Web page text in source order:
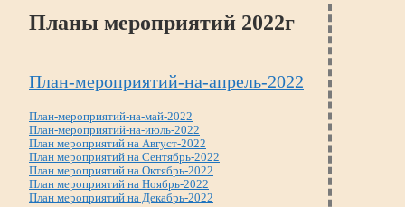
Планы мероприятий 2022г
План-мероприятий-на-апрель-2022
План-мероприятий-на-май-2022
План-мероприятий-на-июль-2022
План мероприятий на Август-2022
План мероприятий на Сентябрь-2022
План мероприятий на Октябрь-2022
План мероприятий на Ноябрь-2022
План мероприятий на Декабрь-2022